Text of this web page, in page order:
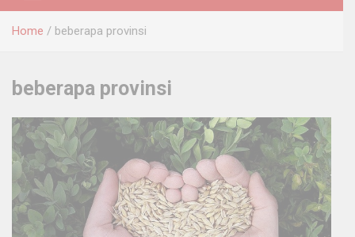
Home beberapa provinsi
beberapa provinsi